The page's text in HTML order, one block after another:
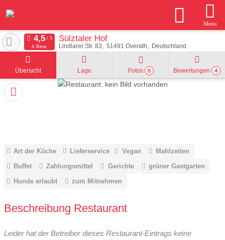
Menu
Sülztaler Hof
Lindlarer Str. 83 51491 Overath Deutschland
4 Bew.
Übersicht Lage Fotos 0 Bewertungen 4
Art der Küche Lieferservice Vegan
Mahlzeiten
Buffet
Zahlungsmittel Gerichte
grüner Gastgarten
Hunde erlaubt
zum Mitnehmen
Beschreibung Restaurant
Leider hat der Betreiber dieses Restaurant-Eintrags keine